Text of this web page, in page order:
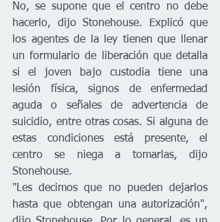
No, se supone que el centro no debe
hacerlo, dijo Stonehouse. Explicó que
los agentes de la ley tienen que llenar
un formulario de liberación que detalla
si el joven bajo custodia tiene una
lesión física, signos de enfermedad
aguda o señales de advertencia de
suicidio, entre otras cosas. Si alguna de
estas condiciones está presente, el
centro se niega a tomarlas, dijo
Stonehouse.
"Les decimos que no pueden dejarlos
hasta que obtengan una autorización",